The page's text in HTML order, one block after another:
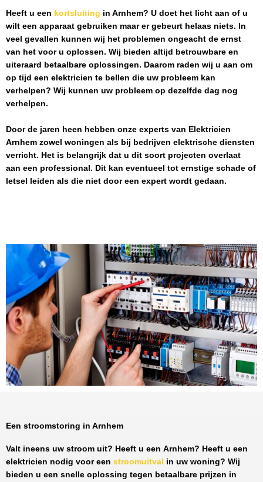
Heeft u een kortsluiting in Arnhem? U doet het licht aan of u
wilt een apparaat gebruiken maar er gebeurt helaas niets. In
veel gevallen kunnen wij het problemen ongeacht de ernst
van het voor u oplossen. Wij bieden altijd betrouwbare en
uiteraard betaalbare oplossingen. Daarom raden wij u aan om
op tijd een elektricien te bellen die uw probleem kan
verhelpen? Wij kunnen uw probleem op dezelfde dag nog
verhelpen.
Door de jaren heen hebben onze experts van Elektricien
Arnhem zowel woningen als bij bedrijven elektrische diensten
verricht. Het is belangrijk dat u dit soort projecten overlaat
aan een professional. Dit kan eventueel tot ernstige schade of
letsel leiden als die niet door een expert wordt gedaan.
Een stroomstoring in Arnhem
Valt ineens uw stroom uit? Heeft u een Arnhem? Heeft u een
elektricien nodig voor een stroomuitval in uw woning? Wij
bieden u een snelle oplossing tegen betaalbare prijzen in